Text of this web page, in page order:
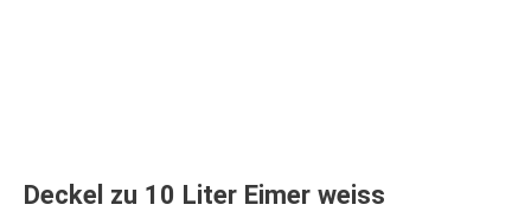
Deckel zu 10 Liter Eimer weiss